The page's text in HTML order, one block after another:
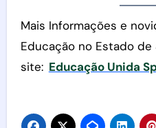
Mais Informações e
Educação no Estado de
site: Educação Unida